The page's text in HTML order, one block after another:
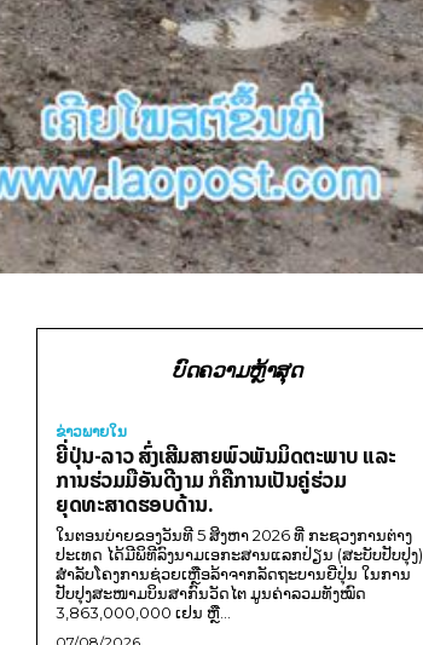
ບົດຄວາມຫຼ້າສຸດ
ຂ່າວພາຍ​ໃນ
ຍີ່ປຸ່ນ-ລາວ ສົ່ງເສີມສາຍພົວພັນມິດຕະພາບ ແລະ
ການຮ່ວມມືອັນດີງາມ ກໍຄືການເປັນຄູ່ຮ່ວມ
ຍຸດທະສາດຮອບດ້ານ.
ໃນຕອນບ່າຍຂອງວັນທີ 5 ສິງຫາ 2026 ທີ່ ກະຊວງການຕ່າງ
ປະເທດ ໄດ້ມີພິທີລົງນາມເອກະສານແລກປ່ຽນ (ສະບັບປັບປຸງ)
ສໍາລັບໂຄງການຊ່ວຍເຫຼືອລ້າຈາກລັດຖະບານຍີ່ປຸ່ນ ໃນການ
ປັບປຸງສະໜາມບິນສາກົນວັດໄຕ ມູນຄ່າລວມທັງໝົດ
3,863,000,000 ເຢນ ຫຼື...